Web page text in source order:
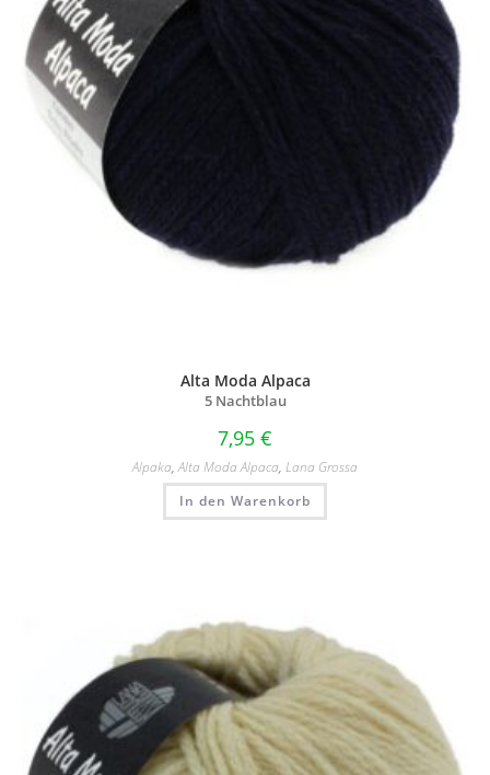
Alta Moda Alpaca
5 Nachtblau
7,95 €
Alpaka,Alta Moda Alpaca, Lana Grossa
In den Warenkorb